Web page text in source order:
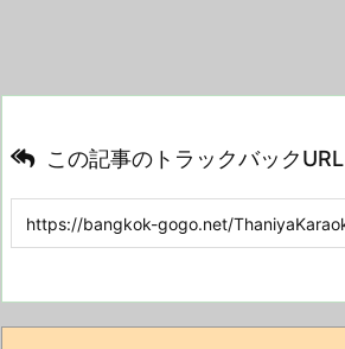
この記事のトラックバックURL